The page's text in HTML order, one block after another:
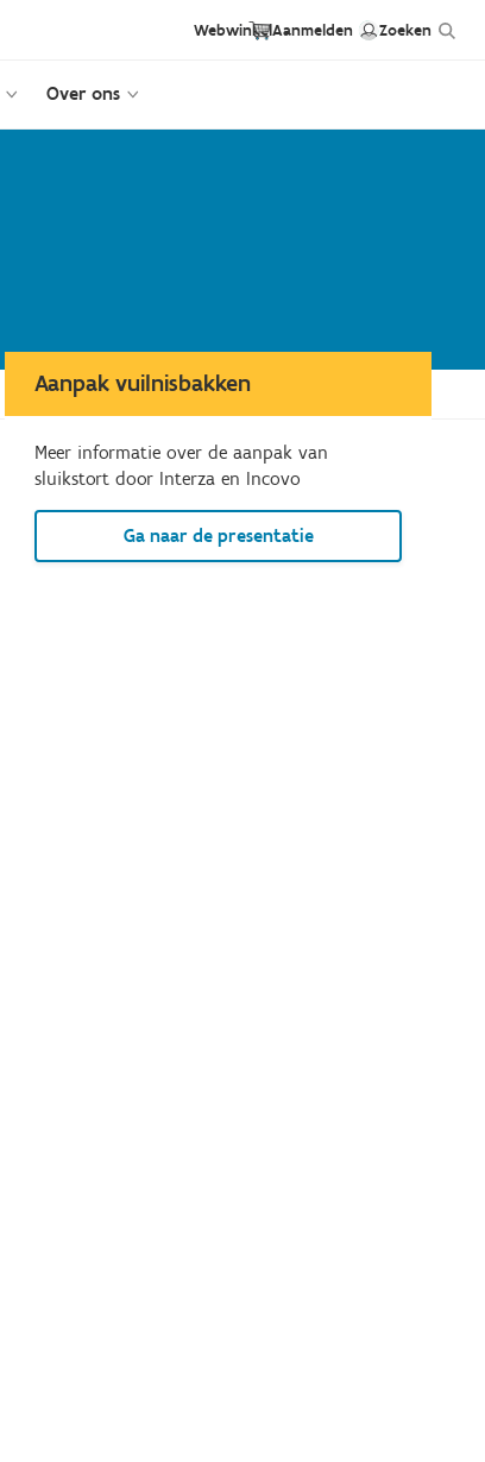
Header
first
WebwinkelUser
Aanmelden Zoeken
Over ons
Aanpak vuilnisbakken
Meer informatie over de aanpak van
sluikstort door Interza en Incovo
Ga naar de presentatie